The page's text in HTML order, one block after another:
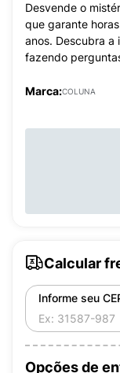
Desvende o
que garante
anos. Descubra
fazendo
Marca:COLUNA
Calcular
Informe seu
Opções de